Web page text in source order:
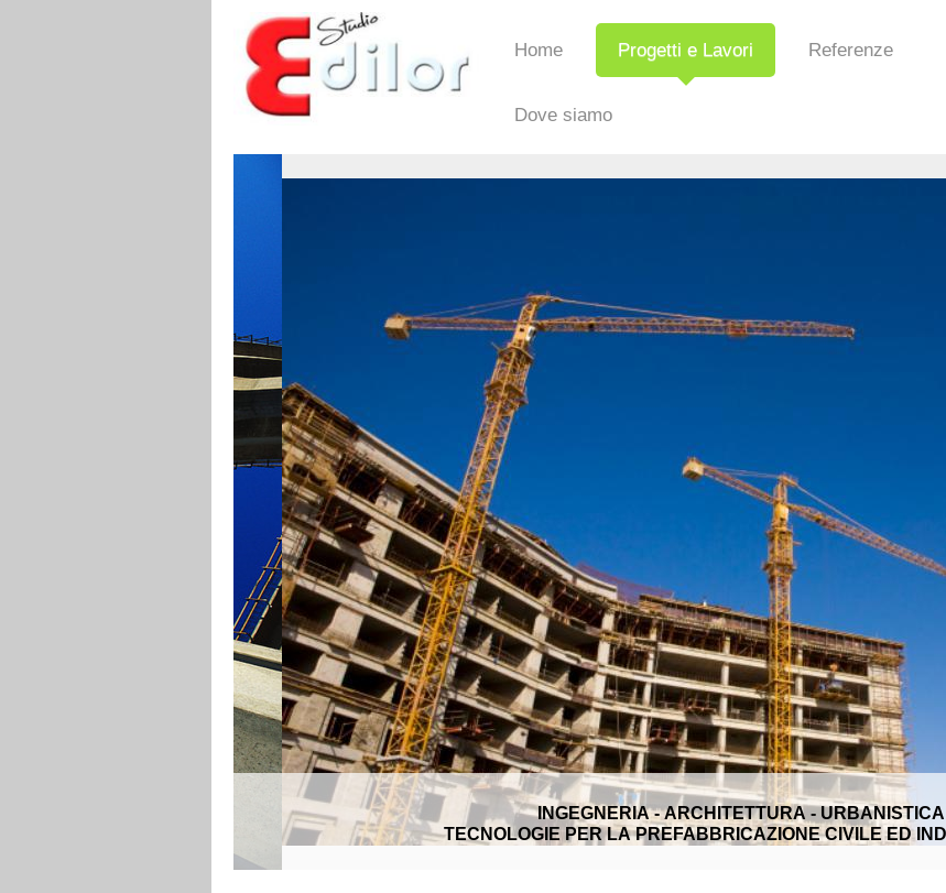
Home Progetti e Lavori Referenze
Dove siamo
INGEGNERIA - ARCHITETTURA - URBANISTICA
TECNOLOGIE PER LA PREFABBRICAZIONE CIVILE ED